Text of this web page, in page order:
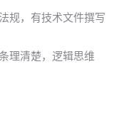
规，有技术文件撰写
理清楚，逻辑思维